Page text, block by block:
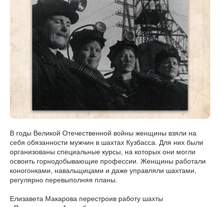
В годы Великой Отечественной войны женщины взяли на
себя обязанности мужчин в шахтах Кузбасса. Для них были
организованы специальные курсы, на которых они могли
освоить горнодобывающие профессии. Женщины работали
коногонками, навальщицами и даже управляли шахтами,
регулярно перевыполняя планы.
Елизавета Макарова перестроив работу шахты